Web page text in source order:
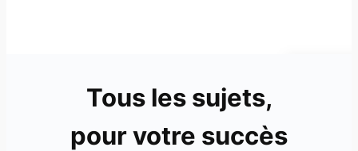
Tous les sujets,
pour votre succès